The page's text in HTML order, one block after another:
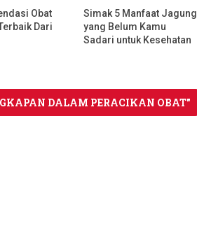
Obat
Dari
Simak 5 Manfaat Jagung
yang Belum Kamu
Sadari untuk Kesehatan
DALAM PERACIKAN OBAT"